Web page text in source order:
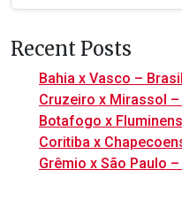
Recent Posts
Bahia x Vasco –
Cruzeiro x Mirassol
Botafogo x
Coritiba x
Grêmio x São Paulo